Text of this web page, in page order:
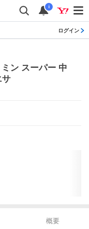
i
ログイン
ン スーパー 中
サ
概要